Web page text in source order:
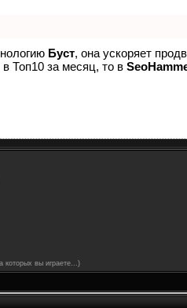
Буст, она ускоряет
Топ10 за месяц, то в
которых вы играете...)